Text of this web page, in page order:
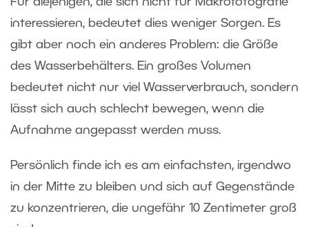
interessieren, bedeutet dies weniger Sorgen. Es
gibt aber noch ein anderes Problem: die Größe
des Wasserbehälters. Ein großes Volumen
bedeutet nicht nur viel Wasserverbrauch, sondern
lässt sich auch schlecht bewegen, wenn die
Aufnahme angepasst werden muss.
Persönlich finde ich es am einfachsten, irgendwo
in der Mitte zu bleiben und sich auf Gegenstände
zu konzentrieren, die ungefähr 10 Zentimeter groß